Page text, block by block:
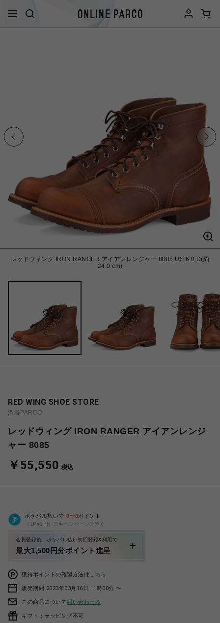
レッドウィング IRON RANGER アイアンレンジャー 8085 US 6.0 D(約
24.0 cm)
RED WING SHOE STORE
渋谷PARCO
レッドウィング IRON RANGER アイアンレンジ
ャー 8085
￥55,550 税込
ポケパル払いで 0〜0ポイント
（1P=1円）※キャンペーン分除く
会員登録後、ポケパル払い初回登録&利用で
最大1,500円分ポイント進呈
獲得ポイントの確認方法は こちら
販売期間 2023年03月16日 11時00分 〜
この商品について問い合わせる
ギフト：ラッピング不可